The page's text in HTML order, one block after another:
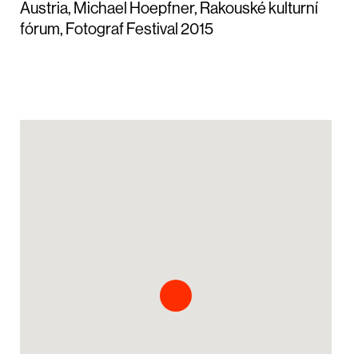
Austria, Michael Hoepfner, Rakouské kulturní
fórum, Fotograf Festival 2015